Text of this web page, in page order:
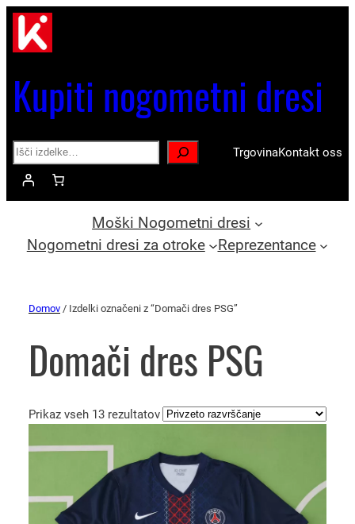
Kupiti nogometni dresi
Search TrgovinaKontakt oss
Moški Nogometni dresi
Nogometni dresi za otroke
Reprezentance
Domov / Izdelki označeni z “Domači dres PSG”
Domači dres PSG
Prikaz vseh 13 rezultatov